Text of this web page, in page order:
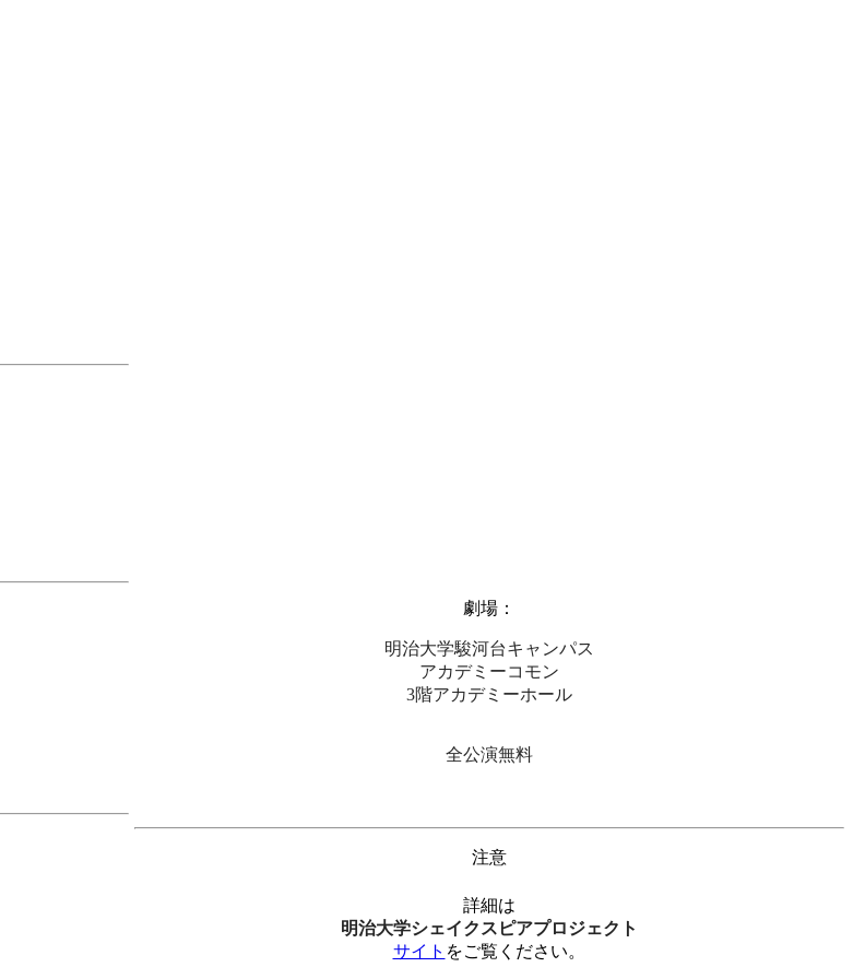
劇場：
明治大学駿河台キャンパス
アカデミーコモン
3階アカデミーホール
全公演無料
注意
詳細は
明治大学シェイクスピアプロジェクト
サイト をご覧ください。